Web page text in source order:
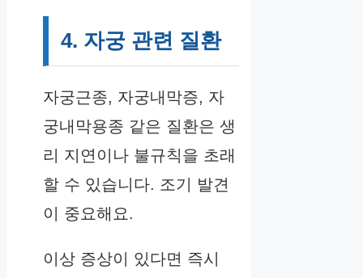
4. 자궁 관련 질환
자궁근종, 자궁내막증, 자
궁내막용종 같은 질환은 생
리 지연이나 불규칙을 초래
할 수 있습니다. 조기 발견
이 중요해요.
이상 증상이 있다면 즉시